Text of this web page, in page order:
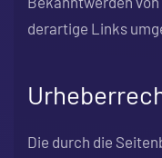
derartige Links
Die durch die